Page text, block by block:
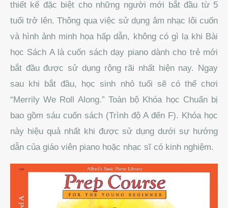
thiết kế đặc biệt cho những người mới bắt đầu từ 5
tuổi trở lên.Thông qua việc sử dụng âm nhạc lôi cuốn
và hình ảnh minh họa hấp dẫn, không có gì lạ khi Bài
học Sách A là cuốn sách dạy piano dành cho trẻ mới
bắt đầu được sử dụng rộng rãi nhất hiện nay. Ngay
sau khi bắt đầu, học sinh nhỏ tuổi sẽ có thể chơi
“Merrily We Roll Along.” Toàn bộ Khóa học Chuẩn bị
bao gồm sáu cuốn sách (Trình độ A đến F). Khóa học
này hiệu quả nhất khi được sử dụng dưới sự hướng
dẫn của giáo viên piano hoặc nhạc sĩ có kinh nghiệm.